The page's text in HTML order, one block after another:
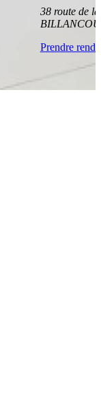
38 route de
Prendre